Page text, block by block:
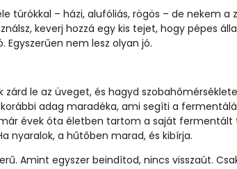
túrókkal – házi, alufóliás, rögös – de nekem a
keverj hozzá egy kis tejet, hogy pépes
Egyszerűen nem lesz olyan jó.
zárd le az üveget, és hagyd
adag maradéka, ami segíti a
már évek óta életben tartom a saját
nyaralok, a hűtőben marad, és kibírja.
Amint egyszer beindítod, nincs visszaút.